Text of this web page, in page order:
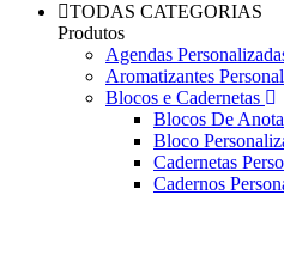
TODAS CATEGORIAS
Produtos
Agendas
Aromatizantes
Blocos e Cadernetas
Blocos De
Bloco
Cadernetas
Cadernos